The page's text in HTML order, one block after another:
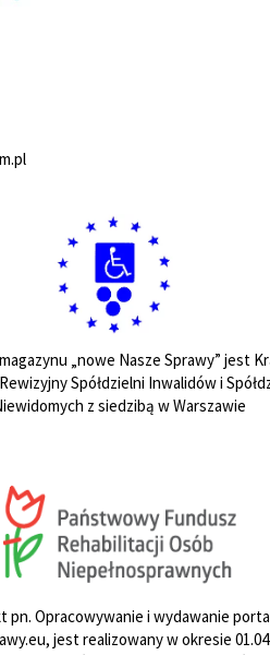
„nowe Nasze Sprawy” jest
Spółdzielni Inwalidów i
z siedzibą w Warszawie
pn. Opracowywanie i wydawanie
jest realizowany w okresie